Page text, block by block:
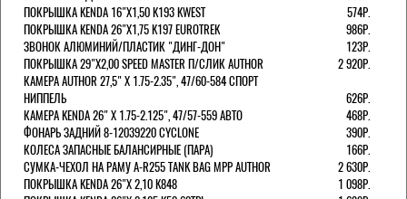
ПОКРЫШКА KENDA 16"Х1,50 K193 KWEST
574Р.
ПОКРЫШКА KENDA 26"Х1,75 K197 EUROTREK
986Р.
ЗВОНОК АЛЮМИНИЙ/ПЛАСТИК "ДИНГ-ДОН"
123Р.
ПОКРЫШКА 29"Х2,00 SPEED MASTER П/СЛИК AUTHOR
2 920Р.
КАМЕРА AUTHOR 27,5" Х 1.75-2.35", 47/60-584 СПОРТ
НИППЕЛЬ
626Р.
КАМЕРА KENDA 26" Х 1.75-2.125", 47/57-559 АВТО
468Р.
ФОНАРЬ ЗАДНИЙ 8-12039220 CYCLONE
390Р.
КОЛЕСА ЗАПАСНЫЕ БАЛАНСИРНЫЕ (ПАРА)
166Р.
CУМКА-ЧЕХОЛ НА РАМУ A-R255 TANK BAG MPP AUTHOR
2 630Р.
ПОКРЫШКА KENDA 26"Х 2,10 K848
1 098Р.